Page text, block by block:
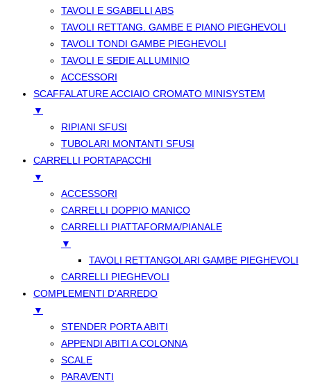
TAVOLI E SGABELLI ABS
TAVOLI RETTANG. GAMBE E PIANO PIEGHEVOLI
TAVOLI TONDI GAMBE PIEGHEVOLI
TAVOLI E SEDIE ALLUMINIO
ACCESSORI
SCAFFALATURE ACCIAIO CROMATO MINISYSTEM
▼
RIPIANI SFUSI
TUBOLARI MONTANTI SFUSI
CARRELLI PORTAPACCHI
▼
ACCESSORI
CARRELLI DOPPIO MANICO
CARRELLI PIATTAFORMA/PIANALE
▼
TAVOLI RETTANGOLARI GAMBE PIEGHEVOLI
CARRELLI PIEGHEVOLI
COMPLEMENTI D’ARREDO
▼
STENDER PORTA ABITI
APPENDI ABITI A COLONNA
SCALE
PARAVENTI